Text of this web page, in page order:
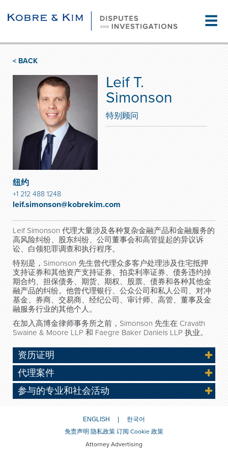
☰
< BACK
Leif T.
Simonson
特别顾问
纽约
+1 212 488 1248
leif.simonson@kobrekim.com
Leif Simonson 代理大量涉及各种复杂金融产品和金融服务的
高风险纠纷、股东纠纷、公司董事会和高管提起的异议诉
讼、白领犯罪调查和执行程序。
特别是，Simonson 先生曾代理众多客户处理涉及住宅抵押
支持证券和其他资产支持证券、拍卖利率证券、债务违约掉
期合约、担保债务、期货、期权、股票、债券和各种其他金
融产品的纠纷。他曾代理银行、公众公司和私人公司、对冲
基金、券商、交易商、经纪公司、审计师、高管、董事及金
融服务行业的其他个人。
在加入高博金律师事务所之前，Simonson 先生在 Cravath
Swaine & Moore LLP 和 Faegre Baker Daniels LLP 执业。
资历证明
代理案件
参与的专业和社会活动
ENGLISH
한국어
免责声明 隐私政策 订阅 Cookie 政策
Attorney Advertising